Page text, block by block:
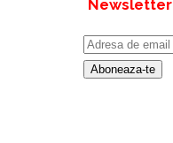
Newsletter